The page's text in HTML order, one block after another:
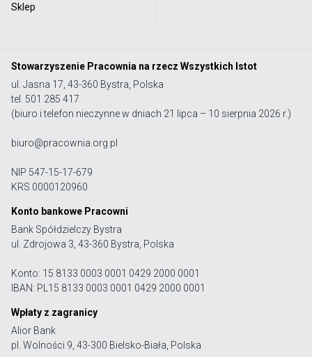
Sklep
Stowarzyszenie Pracownia na rzecz Wszystkich Istot
ul. Jasna 17, 43-360 Bystra, Polska
tel. 501 285 417
(biuro i telefon nieczynne w dniach 21 lipca – 10 sierpnia 2026 r.)
biuro@pracownia.org.pl
NIP 547-15-17-679
KRS 0000120960
Konto bankowe Pracowni
Bank Spółdzielczy Bystra
ul. Zdrojowa 3, 43-360 Bystra, Polska
Konto: 15 8133 0003 0001 0429 2000 0001
IBAN: PL15 8133 0003 0001 0429 2000 0001
Wpłaty z zagranicy
Alior Bank
pl. Wolności 9, 43-300 Bielsko-Biała, Polska